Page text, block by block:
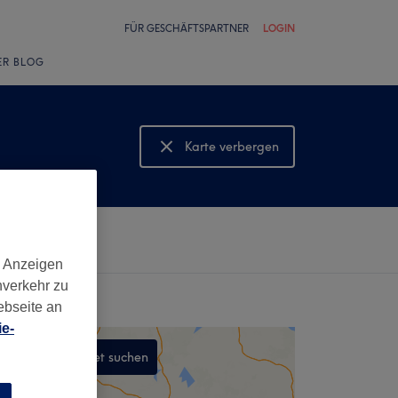
FÜR GESCHÄFTSPARTNER LOGIN
BLOG
Karte verbergen
Karte anzeigen
In diesem Gebiet suchen
zu
an